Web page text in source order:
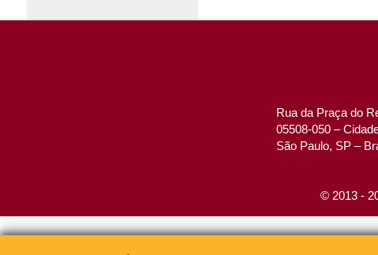
Rua da Praça do
05508-050 –
São Paulo, SP –
© 2013 -